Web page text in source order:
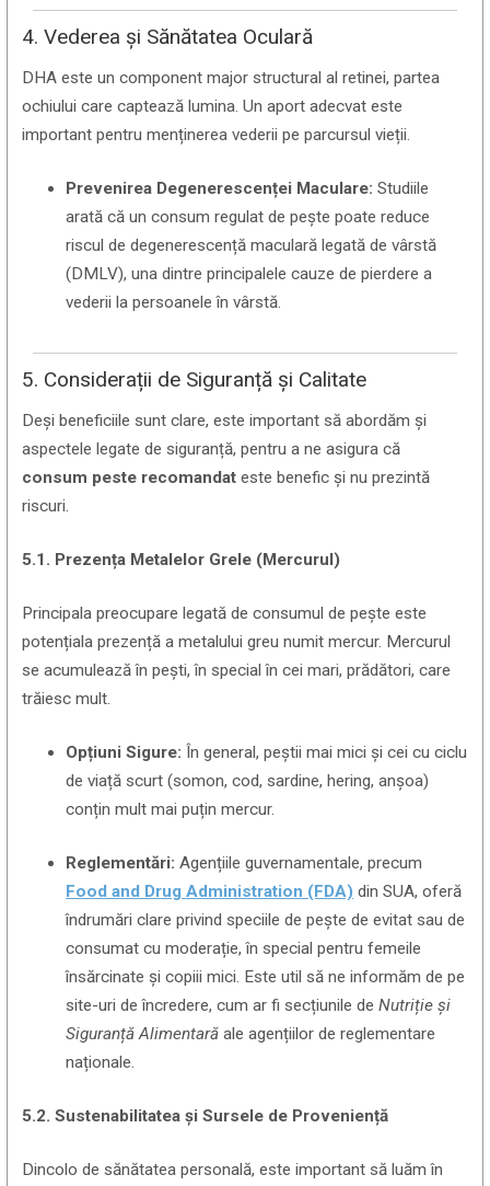
4. Vederea și Sănătatea Oculară
DHA este un component major structural al retinei, partea
ochiului care captează lumina. Un aport adecvat este
important pentru menținerea vederii pe parcursul vieții.
Prevenirea Degenerescenței Maculare: Studiile
arată că un consum regulat de pește poate reduce
riscul de degenerescență maculară legată de vârstă
(DMLV), una dintre principalele cauze de pierdere a
vederii la persoanele în vârstă.
5. Considerații de Siguranță și Calitate
Deși beneficiile sunt clare, este important să abordăm și
aspectele legate de siguranță, pentru a ne asigura că
consum peste recomandat este benefic și nu prezintă
riscuri.
5.1. Prezența Metalelor Grele (Mercurul)
Principala preocupare legată de consumul de pește este
potențiala prezență a metalului greu numit mercur. Mercurul
se acumulează în pești, în special în cei mari, prădători, care
trăiesc mult.
Opțiuni Sigure: În general, peștii mai mici și cei cu ciclu
de viață scurt (somon, cod, sardine, hering, anșoa)
conțin mult mai puțin mercur.
Reglementări: Agențiile guvernamentale, precum
Food and Drug Administration (FDA) din SUA, oferă
îndrumări clare privind speciile de pește de evitat sau de
consumat cu moderație, în special pentru femeile
însărcinate și copiii mici. Este util să ne informăm de pe
site-uri de încredere, cum ar fi secțiunile deNutriție și
Siguranță Alimentară ale agențiilor de reglementare
naționale.
5.2. Sustenabilitatea și Sursele de Proveniență
Dincolo de sănătatea personală, este important să luăm în